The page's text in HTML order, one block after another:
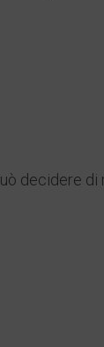
decidere di